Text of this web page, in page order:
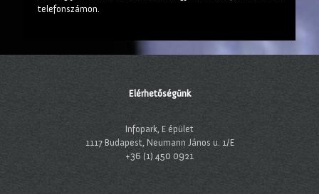
telefonszámon.
Elérhetőségünk
Infopark, E épület
1117 Budapest, Neumann János u. 1/E
+36 (1) 450 0921